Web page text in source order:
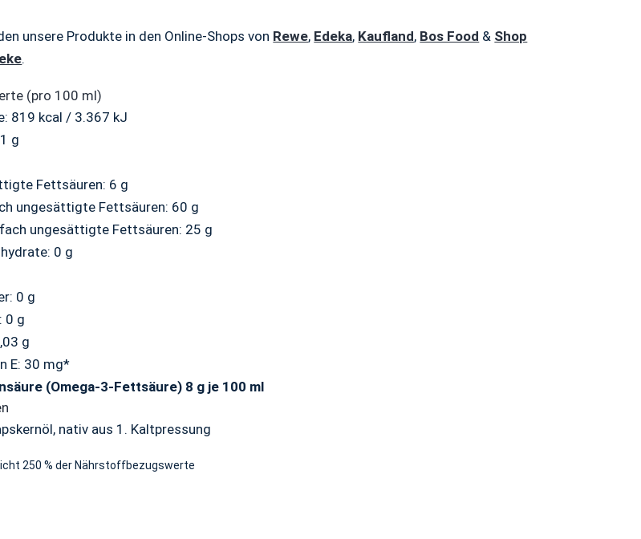
unsere Produkte in den Online-Shops von Rewe, Edeka, Kaufland, Bos Food & Shop
.
(pro 100 ml)
819 kcal / 3.367 kJ
g
Fettsäuren: 6 g
ungesättigte Fettsäuren: 60 g
ungesättigte Fettsäuren: 25 g
0 g
0 g
0 g
g
E: 30 mg*
(Omega-3-Fettsäure) 8 g je 100 ml
nativ aus 1. Kaltpressung
250 % der Nährstoffbezugswerte